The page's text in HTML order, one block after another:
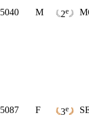
5040 M 2e
5087 F 3e